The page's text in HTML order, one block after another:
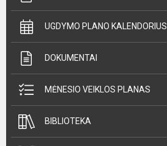
UGDYMO PLANO KALENDORIUS
DOKUMENTAI
MĖNESIO VEIKLOS PLANAS
BIBLIOTEKA